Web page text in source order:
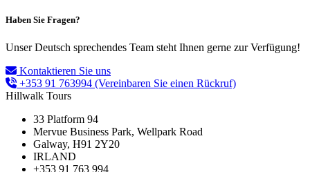
Haben Sie Fragen?
Unser Deutsch sprechendes Team steht Ihnen gerne zur Verfügung!
Kontaktieren Sie uns
+353 91 763994 (Vereinbaren Sie einen Rückruf)
Hillwalk Tours
33 Platform 94
Mervue Business Park, Wellpark Road
Galway, H91 2Y20
IRLAND
+353 91 763 994